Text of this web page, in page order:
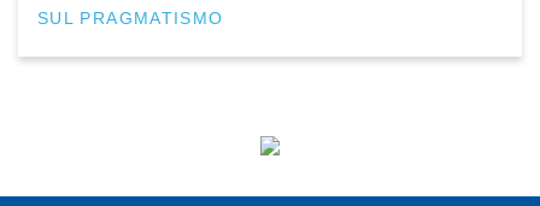
SUL PRAGMATISMO